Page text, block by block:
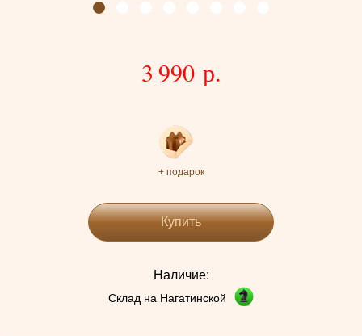
3 990 р.
+ подарок
Купить
Наличие:
Склад на Нагатинской